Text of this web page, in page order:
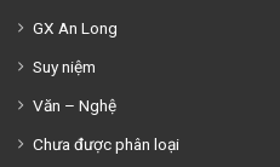
GX An Long
Suy niệm
Văn – Nghệ
Chưa được phân loại